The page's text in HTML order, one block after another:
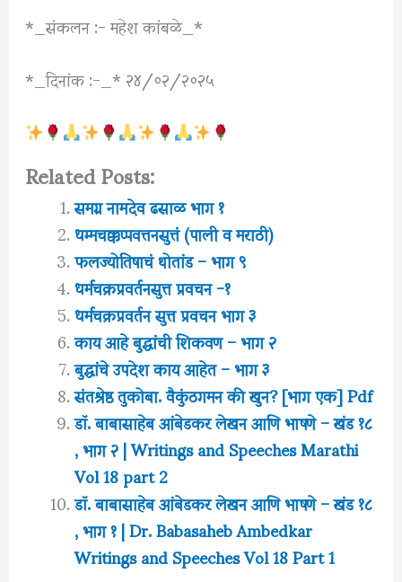
*_संकलन :- महेश कांबळे_*
*_दिनांक :-_* २४/०२/२०२५
Related Posts:
समग्र नामदेव ढसाळ भाग १
धम्मचक्कप्पवत्तनसुत्तं (पाली व मराठी)
फलज्योतिषाचं थोतांड – भाग ९
धर्मचक्रप्रवर्तनसुत्त प्रवचन -१
धर्मचक्रप्रवर्तन सुत्त प्रवचन भाग ३
काय आहे बुद्धांची शिकवण – भाग २
बुद्धांचे उपदेश काय आहेत‌ – भाग ३
संतश्रेष्ठ तुकोबा. वैकुंठगमन की खुन? [भाग एक] Pdf
डॉ. बाबासाहेब आंबेडकर लेखन आणि भाषणे – खंड १८
, भाग २ | Writings and Speeches Marathi
Vol 18 part 2
डॉ. बाबासाहेब आंबेडकर लेखन आणि भाषणे – खंड १८
, भाग १ | Dr. Babasaheb Ambedkar
Writings and Speeches Vol 18 Part 1